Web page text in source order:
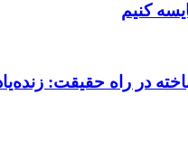
کنیم
در راه حقیقت: